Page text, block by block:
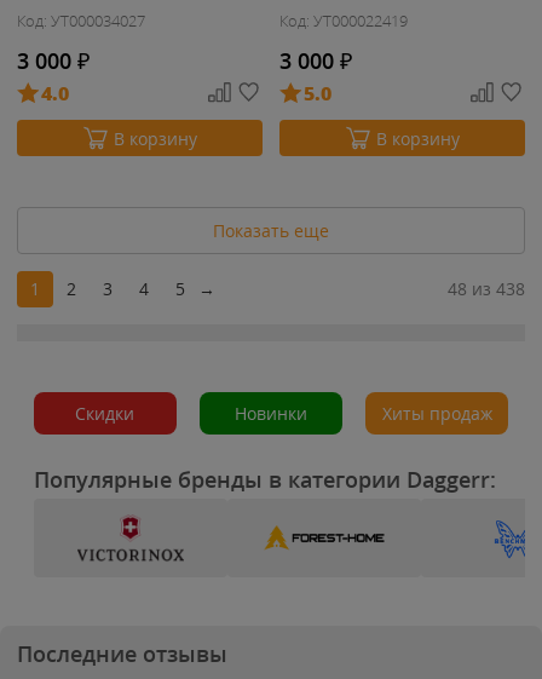
Код: УТ000034027
3 000 ₽
4.0
В корзину
Код: УТ000022419
3 000 ₽
5.0
В корзину
Показать еще
1 2 3 4 5 → 48 из 438
Скидки Новинки Хиты продаж
Популярные бренды в категории Daggerr:
Последние отзывы